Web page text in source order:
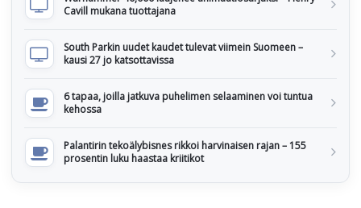
Cavill mukana tuottajana
South Parkin uudet kaudet tulevat viimein Suomeen –
kausi 27 jo katsottavissa
6 tapaa, joilla jatkuva puhelimen selaaminen voi tuntua
kehossa
Palantirin tekoälybisnes rikkoi harvinaisen rajan – 155
prosentin luku haastaa kriitikot